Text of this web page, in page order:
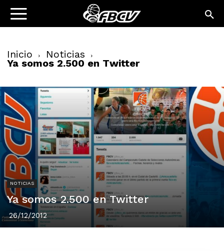
Inicio Noticias
Ya somos 2.500 en Twitter
NOTICIAS
Ya somos 2.500 en Twitter
26/12/2012